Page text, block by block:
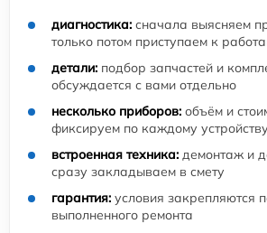
диагностика: сначала выясняем
только потом приступаем к
детали: подбор запчастей и
обсуждается с вами отдельно
несколько приборов: объём и
фиксируем по каждому устройству
встроенная техника: демонтаж и
сразу закладываем в смету
гарантия: условия закрепляются
выполненного ремонта